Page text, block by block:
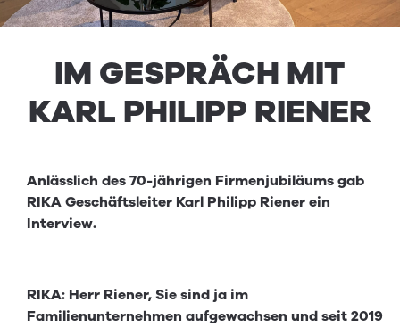
IM GESPRÄCH MIT
KARL PHILIPP RIENER
Anlässlich des 70-jährigen Firmenjubiläums gab
RIKA Geschäftsleiter Karl Philipp Riener ein
Interview.
RIKA: Herr Riener, Sie sind ja im
Familienunternehmen aufgewachsen und seit 2019